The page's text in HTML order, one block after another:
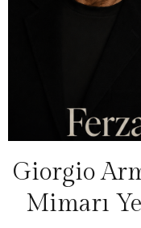
Giorgio
Mimarı